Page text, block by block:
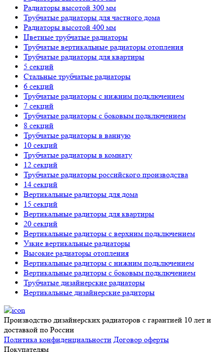
Радиаторы высотой 300 мм
Трубчатые радиаторы для частного дома
Радиаторы высотой 400 мм
Цветные трубчатые радиаторы
Трубчатые вертикальные радиаторы отопления
Трубчатые радиаторы для квартиры
5 секций
Стальные трубчатые радиаторы
6 секций
Трубчатые радиаторы с нижним подключением
7 секций
Трубчатые радиаторы с боковым подключением
8 секций
Трубчатые радиаторы в ванную
10 секций
Трубчатые радиаторы в комнату
12 секций
Трубчатые радиаторы российского производства
14 секций
Вертикальные радиторы для дома
15 секций
Вертикальные радиторы для квартиры
20 секций
Вертикальные радиторы с верхним подключением
Узкие вертикальные радиаторы
Высокие радиаторы отопления
Вертикальные радиторы с нижним подключением
Вертикальные радиторы с боковым подключением
Трубчатые дизайнерские радиаторы
Вертикальные дизайнерские радиторы
Производство дизайнерских радиаторов с гарантией 10 лет и
доставкой по России
Политика конфиденциальности Договор оферты
Покупателям